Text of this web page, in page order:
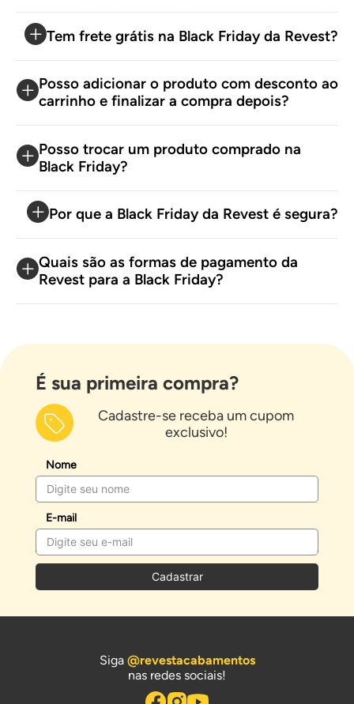
Tem frete grátis na Black Friday da Revest?
Posso adicionar o produto com desconto ao
carrinho e finalizar a compra depois?
Posso trocar um produto comprado na
Black Friday?
Por que a Black Friday da Revest é segura?
Quais são as formas de pagamento da
Revest para a Black Friday?
É sua primeira compra?
Cadastre-se receba um cupom
exclusivo!
Nome
E-mail
Cadastrar
Siga @revestacabamentos
nas redes sociais!